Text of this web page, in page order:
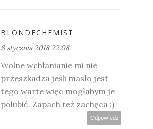
BLONDECHEMIST
8 stycznia 2018 22:08
Wolne wchłanianie mi nie
przeszkadza jeśli masło jest
tego warte więc mogłabym je
polubić. Zapach też zachęca :)
Odpowiedz